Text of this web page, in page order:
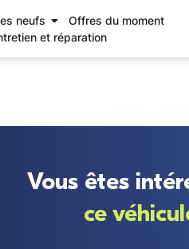
neufs
Offres du moment
et réparation
Vous êtes
ce